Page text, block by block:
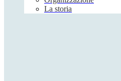
La storia